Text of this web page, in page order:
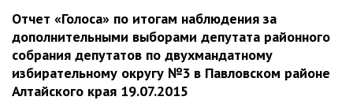
Отчет «Голоса» по итогам наблюдения за
дополнительными выборами депутата районного
собрания депутатов по двухмандатному
избирательному округу №3 в Павловском районе
Алтайского края 19.07.2015